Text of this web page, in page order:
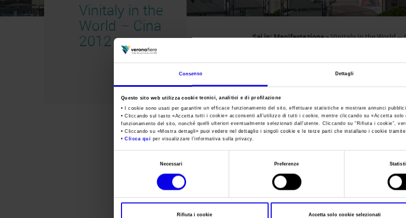
Consenso Dettagli
Questo sito web utilizza cookie tecnici, analitici e di profilazione
• I cookie sono usati per garantire un efficace funzionamento del sito, effettuare statistiche e mostrare annunci
• Cliccando sul tasto «Accetta tutti i cookie» acconsenti all’utilizzo di tutti i cookie, mentre cliccando su «Accetta solo
funzionamento del sito, nonché quelli ulteriori eventualmente selezionati dall’utente. Cliccando su “Rifiuta i cookie”,
• Cliccando su «Mostra dettagli» puoi vedere nel dettaglio i singoli cookie e le terze parti che installano i cookie
•Clicca qui per visualizzare l'informativa sulla privacy.
Necessari Preferenze
Rifiuta i cookie Accetta solo cookie selezionati
Vinitaly in the
World – Cina
2012
Sei in:Manifestazione>Vinitaly in the World –
Vinitaly in the
Honk Kong
Data
Frequenza
Website
https://
E-mail